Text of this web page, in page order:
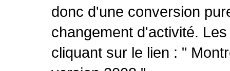
donc d'une conversion
changement d'activité.
cliquant sur le lien : "